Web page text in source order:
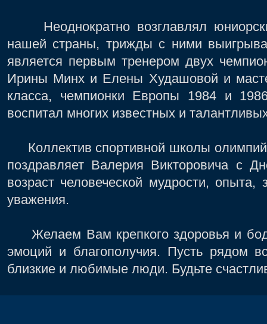
Неоднократно возглавлял
нашей страны, трижды с ними
является первым тренером двух
Ирины Минх и Елены Худашовой и
класса, чемпионки Европы 1984 и
воспитал многих известных и
Коллектив спортивной школы
поздравляет Валерия Викторовича с
возраст человеческой мудрости,
уважения.
Желаем Вам крепкого здоровья и
эмоций и благополучия. Пусть рядом
близкие и любимые люди. Будьте